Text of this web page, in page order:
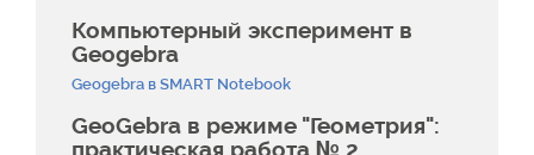
Компьютерный эксперимент в
Geogebra
Geogebra в SMART Notebook
GeoGebra в режиме "Геометрия":
практическая работа № 2